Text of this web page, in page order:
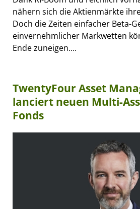
nähern sich die Aktienmärkte
Doch die Zeiten einfacher Beta-
einvernehmlicher Markwetten
Ende zuneigen....
TwentyFour Asset
lanciert neuen Multi-
Fonds